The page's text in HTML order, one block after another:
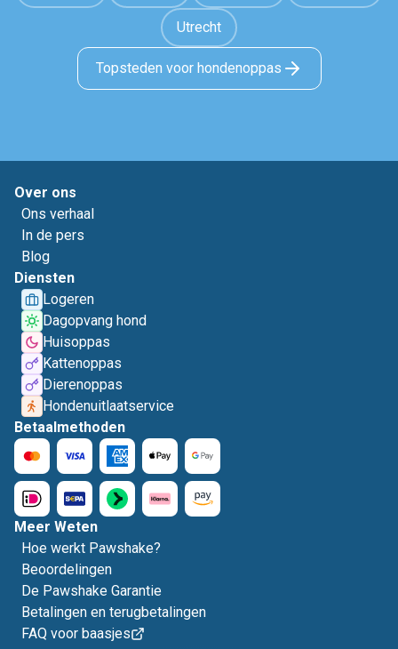
Utrecht
Topsteden voor hondenoppas
Over ons
Ons verhaal
In de pers
Blog
Diensten
Logeren
Dagopvang hond
Huisoppas
Kattenoppas
Dierenoppas
Hondenuitlaatservice
Betaalmethoden
Meer Weten
Hoe werkt Pawshake?
Beoordelingen
De Pawshake Garantie
Betalingen en terugbetalingen
FAQ voor baasjes